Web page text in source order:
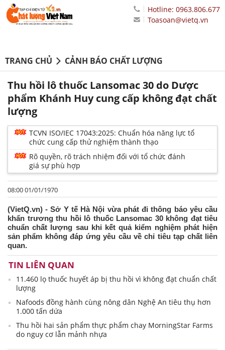
Hotline: 0963.806.677
Toasoan@vietq.vn
TRANG CHỦ CẢNH BÁO CHẤT LƯỢNG
Thu hồi lô thuốc Lansomac 30 do Dược
phẩm Khánh Huy cung cấp không đạt chất
lượng
TCVN ISO/IEC 17043:2025: Chuẩn hóa năng lực tổ
chức cung cấp thử nghiệm thành thạo
Rõ quyền, rõ trách nhiệm đối với tổ chức đánh
giá sự phù hợp
08:00 01/01/1970
(VietQ.vn) - Sở Y tế Hà Nội vừa phát đi thông báo yêu cầu
khẩn trương thu hồi lô thuốc Lansomac 30 không đạt tiêu
chuẩn chất lượng sau khi kết quả kiểm nghiệm phát hiện
sản phẩm không đáp ứng yêu cầu về chỉ tiêu tạp chất liên
quan.
TIN LIÊN QUAN
11.460 lọ thuốc huyết áp bị thu hồi vì không đạt chuẩn chất
lượng
Nafoods đồng hành cùng nông dân Nghệ An tiêu thụ hơn
1.000 tấn dứa
Thu hồi hai sản phẩm thực phẩm chay MorningStar Farms
do nguy cơ lẫn mảnh nhựa